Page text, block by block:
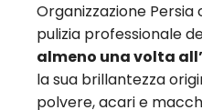
Organizzazione
pulizia professionale
almeno una volta
la sua brillantezza
polvere, acari e